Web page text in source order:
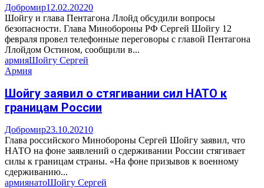
Добромир12.02.20220
Шойгу и глава Пентагона Ллойд обсудили вопросы
безопасности. Глава Минобороны РФ Сергей Шойгу 12
февраля провел телефонные переговоры с главой Пентагона
Ллойдом Остином, сообщили в...
армияШойгу Сергей
Армия
Шойгу заявил о стягивании сил НАТО к
границам России
Добромир23.10.20210
Глава российского Минобороны Сергей Шойгу заявил, что
НАТО на фоне заявлений о сдерживании России стягивает
силы к границам страны. «На фоне призывов к военному
сдерживанию...
армиянатоШойгу Сергей